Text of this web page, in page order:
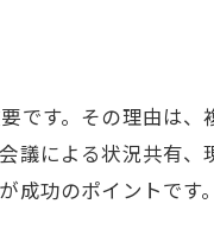
事会社の選定基準
与える影響を解説
事の成功事例集
拠点設立の関係性
ント工事の企業動向
です。その理由は
による状況共有
功のポイントで